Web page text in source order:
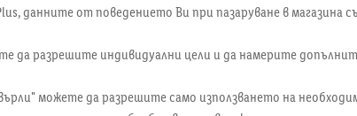
данните от поведението Ви при пазаруване в магазина
да разрешите индивидуални цели и да намерите
можете да разрешите само използването на